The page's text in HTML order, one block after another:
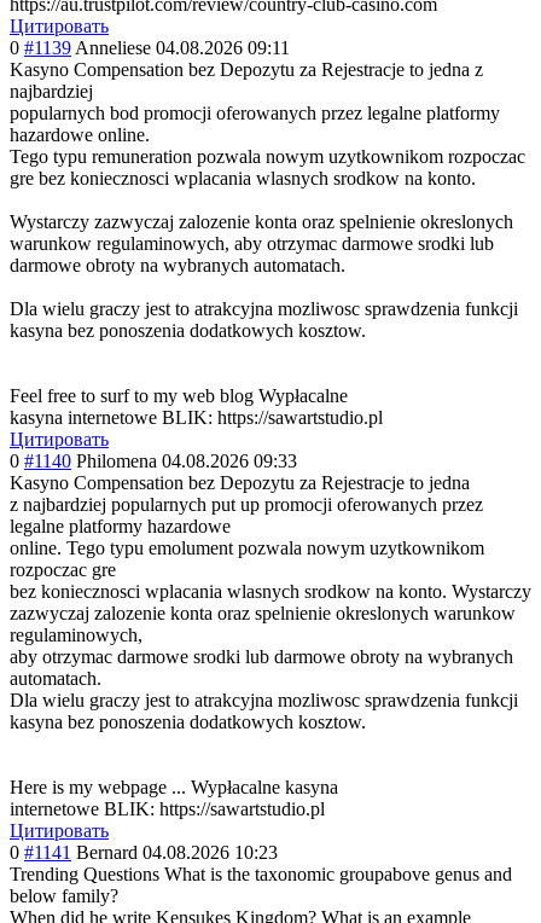
Цитировать
0 #1139 Anneliese 04.08.2026 09:11
Kasyno Compensation bez Depozytu za Rejestracje to jedna z
najbardziej
popularnych bod promocji oferowanych przez legalne platformy
hazardowe online.
Tego typu remuneration pozwala nowym uzytkownikom rozpoczac
gre bez koniecznosci wplacania wlasnych srodkow na konto.
Wystarczy zazwyczaj zalozenie konta oraz spelnienie okreslonych
warunkow regulaminowych, aby otrzymac darmowe srodki lub
darmowe obroty na wybranych automatach.
Dla wielu graczy jest to atrakcyjna mozliwosc sprawdzenia funkcji
kasyna bez ponoszenia dodatkowych kosztow.
Feel free to surf to my web blog Wypłacalne
kasyna internetowe BLIK: https://sawartstudio.pl
Цитировать
0 #1140 Philomena 04.08.2026 09:33
Kasyno Compensation bez Depozytu za Rejestracje to jedna
z najbardziej popularnych put up promocji oferowanych przez
legalne platformy hazardowe
online. Tego typu emolument pozwala nowym uzytkownikom
rozpoczac gre
bez koniecznosci wplacania wlasnych srodkow na konto. Wystarczy
zazwyczaj zalozenie konta oraz spelnienie okreslonych warunkow
regulaminowych,
aby otrzymac darmowe srodki lub darmowe obroty na wybranych
automatach.
Dla wielu graczy jest to atrakcyjna mozliwosc sprawdzenia funkcji
kasyna bez ponoszenia dodatkowych kosztow.
Here is my webpage ... Wypłacalne kasyna
internetowe BLIK: https://sawartstudio.pl
Цитировать
0 #1141 Bernard 04.08.2026 10:23
Trending Questions What is the taxonomic groupabove genus and
below family?
When did he write Kensukes Kingdom? What is an example